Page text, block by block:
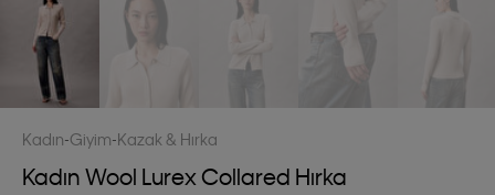
Kadın Giyim Kazak & Hırka
Kadın Wool Lurex Collared Hırka